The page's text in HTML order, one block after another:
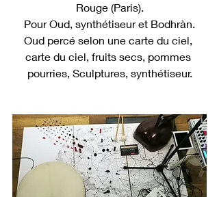
Rouge (Paris).
Pour Oud, synthétiseur et Bodhràn.
Oud percé selon une carte du ciel,
carte du ciel, fruits secs, pommes
pourries, Sculptures, synthétiseur.